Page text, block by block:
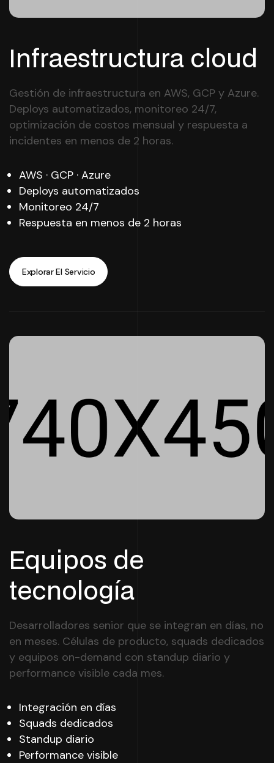
Infraestructura cloud
Gestión de infraestructura en AWS, GCP y Azure.
Deploys automatizados, monitoreo 24/7,
optimización de costos mensual y respuesta a
incidentes en menos de 2 horas.
AWS · GCP · Azure
Deploys automatizados
Monitoreo 24/7
Respuesta en menos de 2 horas
Explorar El Servicio
Equipos de
tecnología
Desarrolladores senior que se integran en días, no
en meses. Células de producto, squads dedicados
y equipos on-demand con standup diario y
performance visible cada mes.
Integración en días
Squads dedicados
Standup diario
Performance visible